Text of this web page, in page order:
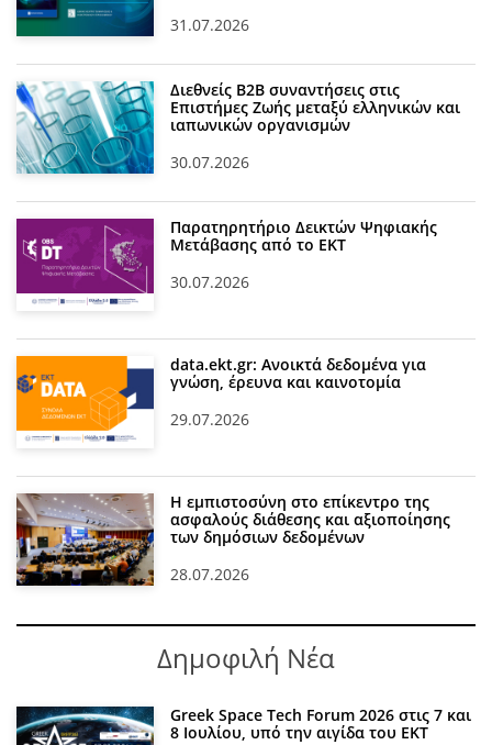
31.07.2026
Διεθνείς Β2Β συναντήσεις στις
Επιστήμες Ζωής μεταξύ ελληνικών και
ιαπωνικών οργανισμών
30.07.2026
Παρατηρητήριο Δεικτών Ψηφιακής
Μετάβασης από το ΕΚΤ
30.07.2026
data.ekt.gr: Ανοικτά δεδομένα για
γνώση, έρευνα και καινοτομία
29.07.2026
Η εμπιστοσύνη στο επίκεντρο της
ασφαλούς διάθεσης και αξιοποίησης
των δημόσιων δεδομένων
28.07.2026
Δημοφιλή Νέα
Greek Space Tech Forum 2026 στις 7 και
8 Ιουλίου, υπό την αιγίδα του ΕΚΤ